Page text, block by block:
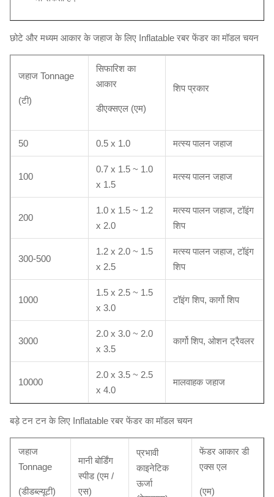
छोटे और मध्यम आकार के जहाज के लिए Inflatable रबर फेंडर का मॉडल चयन
जहाज Tonnage
(टी)
सिफारिश का
आकार
डीएक्सएल (एम)
शिप प्रकार
50 0.5 x 1.0 मत्स्य पालन जहाज
100
0.7 x 1.5 ~ 1.0
x 1.5
मत्स्य पालन जहाज
200
1.0 x 1.5 ~ 1.2
x 2.0
मत्स्य पालन जहाज, टॉइंग
शिप
300-500
1.2 x 2.0 ~ 1.5
x 2.5
मत्स्य पालन जहाज, टॉइंग
शिप
1000
1.5 x 2.5 ~ 1.5
x 3.0
टॉइंग शिप, कार्गो शिप
3000
2.0 x 3.0 ~ 2.0
x 3.5
कार्गो शिप, ओशन ट्रैवलर
10000
2.0 x 3.5 ~ 2.5
x 4.0
मालवाहक जहाज
बड़े टन टन के लिए Inflatable रबर फेंडर का मॉडल चयन
जहाज
Tonnage
(डीडब्ल्यूटी)
मानी बोर्डिंग
स्पीड (एम /
एस)
प्रभावी
काइनेटिक
ऊर्जा
फेंडर आकार डी
एक्स एल
(एम)